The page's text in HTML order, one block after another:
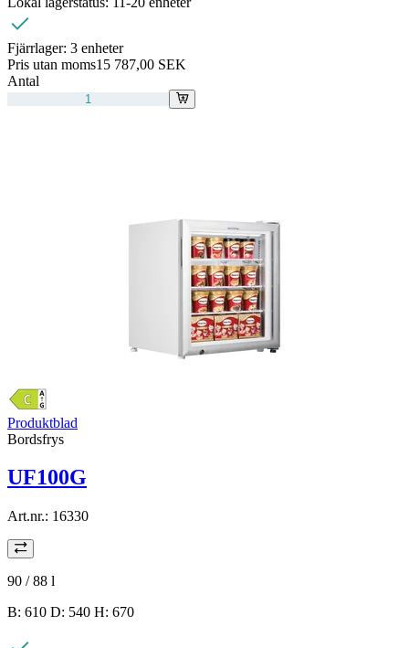
Fjärrlager: 3 enheter
Pris utan moms15 787,00 SEK
Antal
Produktblad
Bordsfrys
UF100G
Art.nr.: 16330
90 / 88 l
B: 610 D: 540 H: 670